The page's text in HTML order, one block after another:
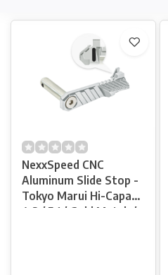
NexxSpeed CNC
Aluminum Slide Stop -
Tokyo Marui Hi-Capa
4.3 / 5.1 / Gold Match /